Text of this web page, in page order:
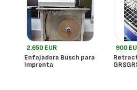
2.650 EUR
Enfajadora Busch para
Imprenta
- España
900
-